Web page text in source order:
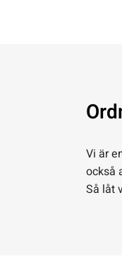
Vi är
också
Så låt